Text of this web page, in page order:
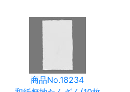
商品No.18234